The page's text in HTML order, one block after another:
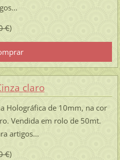
€)
claro
Holográfica de 10mm, na cor
Vendida em rolo de 50mt.
artigos...
€)